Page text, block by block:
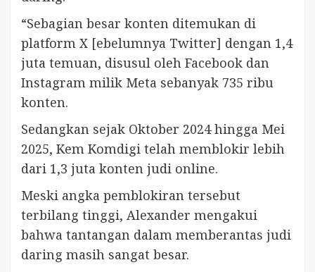
“Sebagian besar konten ditemukan di
platform X [ebelumnya Twitter] dengan 1,4
juta temuan, disusul oleh Facebook dan
Instagram milik Meta sebanyak 735 ribu
konten.
Sedangkan sejak Oktober 2024 hingga Mei
2025, Kem Komdigi telah memblokir lebih
dari 1,3 juta konten judi online.
Meski angka pemblokiran tersebut
terbilang tinggi, Alexander mengakui
bahwa tantangan dalam memberantas judi
daring masih sangat besar.